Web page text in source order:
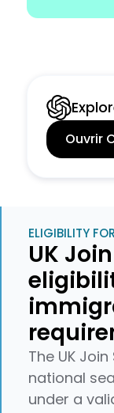
Ouvrir
ELIGIBILITY
UK
The UK
national
under a